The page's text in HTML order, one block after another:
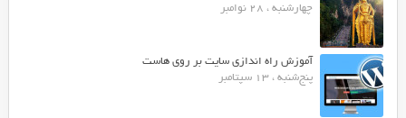
چهارشنبه ، 28 نوامبر
آموزش راه اندازی سایت بر روی هاست
پنج‌شنبه ، 13 سپتامبر